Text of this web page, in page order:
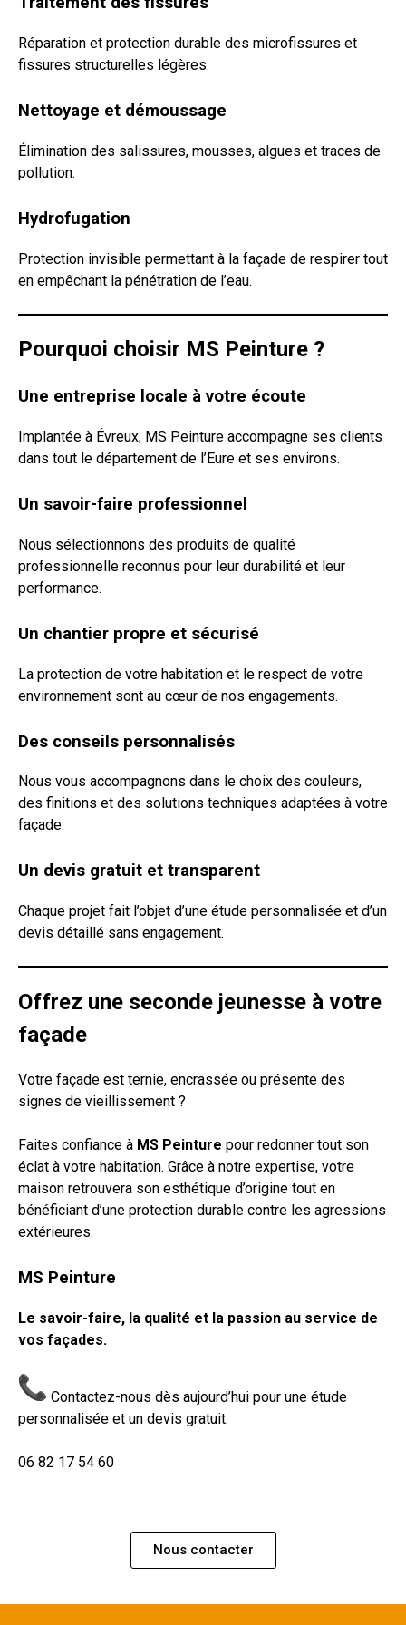
Réparation et protection durable des microfissures et
fissures structurelles légères.
Nettoyage et démoussage
Élimination des salissures, mousses, algues et traces de
pollution.
Hydrofugation
Protection invisible permettant à la façade de respirer tout
en empêchant la pénétration de l’eau.
Pourquoi choisir MS Peinture ?
Une entreprise locale à votre écoute
Implantée à Évreux, MS Peinture accompagne ses clients
dans tout le département de l’Eure et ses environs.
Un savoir-faire professionnel
Nous sélectionnons des produits de qualité
professionnelle reconnus pour leur durabilité et leur
performance.
Un chantier propre et sécurisé
La protection de votre habitation et le respect de votre
environnement sont au cœur de nos engagements.
Des conseils personnalisés
Nous vous accompagnons dans le choix des couleurs,
des finitions et des solutions techniques adaptées à votre
façade.
Un devis gratuit et transparent
Chaque projet fait l’objet d’une étude personnalisée et d’un
devis détaillé sans engagement.
Offrez une seconde jeunesse à votre
façade
Votre façade est ternie, encrassée ou présente des
signes de vieillissement ?
Faites confiance à MS Peinture pour redonner tout son
éclat à votre habitation. Grâce à notre expertise, votre
maison retrouvera son esthétique d’origine tout en
bénéficiant d’une protection durable contre les agressions
extérieures.
MS Peinture
Le savoir-faire, la qualité et la passion au service de
vos façades.
Contactez-nous dès aujourd’hui pour une étude
personnalisée et un devis gratuit.
06 82 17 54 60
Nous contacter